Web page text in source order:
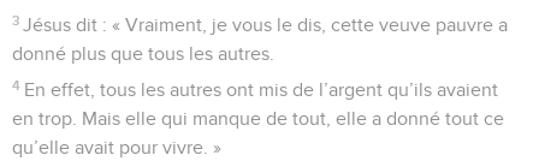
3 Jésus dit : « Vraiment, je vous le dis, cette veuve pauvre a
donné plus que tous les autres.
4 En effet, tous les autres ont mis de l’argent qu’ils avaient
en trop. Mais elle qui manque de tout, elle a donné tout ce
qu’elle avait pour vivre. »